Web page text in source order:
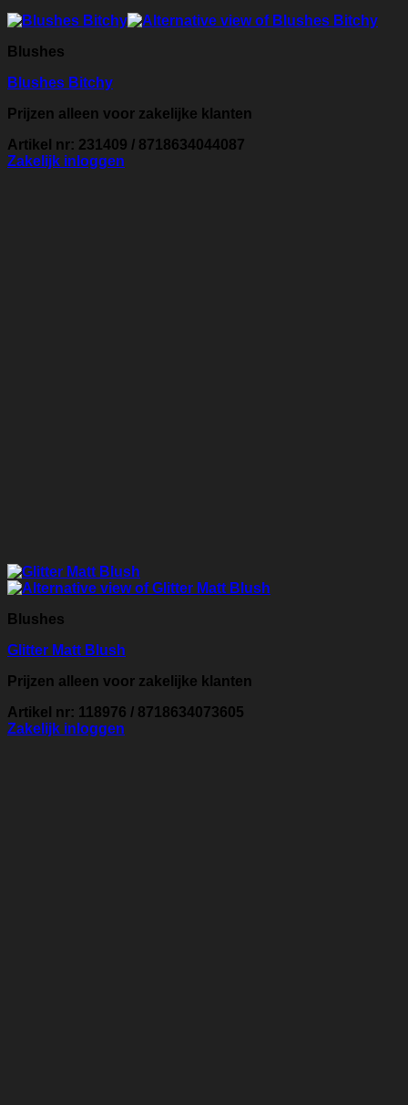
Blushes
Blushes Bitchy
Prijzen alleen voor zakelijke klanten
Artikel nr: 231409 / 8718634044087
Zakelijk inloggen
Blushes
Glitter Matt Blush
Prijzen alleen voor zakelijke klanten
Artikel nr: 118976 / 8718634073605
Zakelijk inloggen